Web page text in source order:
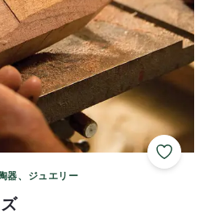
お気に
器、ジュエリー